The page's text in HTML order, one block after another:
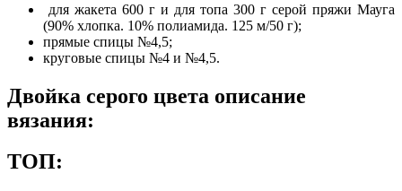
для жакета 600 г и для топа 300 г серой пряжи Мауга
(90% хлопка. 10% полиамида. 125 м/50 г);
прямые спицы №4,5;
круговые спицы №4 и №4,5.
Двойка серого цвета описание
вязания:
ТОП: